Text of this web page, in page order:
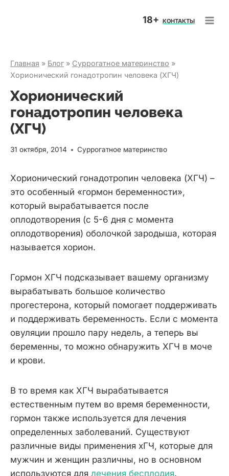
18+ КОНТАКТЫ
Главная » Блог » Суррогатное материнство »
Хорионический гонадотропин человека (ХГЧ)
Хорионический
гонадотропин человека
(ХГЧ)
31 октября, 2014 Суррогатное материнство
Хорионический гонадотропин человека (ХГЧ) –
это особенный «гормон беременности»,
который вырабатывается после
оплодотворения (c 5-6 дня с момента
оплодотворения) оболочкой зародыша, которая
называется хорион.
Гормон ХГЧ подсказывает вашему организму
вырабатывать большое количество
прогестерона, который помогает поддерживать
и поддерживать беременность. Если с момента
овуляции прошло пару недель, а теперь вы
беременны, то можно обнаружить ХГЧ в моче
и крови.
В то время как ХГЧ вырабатывается
естественным путем во время беременности,
гормон также используется для лечения
определенных заболеваний. Существуют
различные виды применения хГЧ, которые для
мужчин и женщин различны, но в основном
используются для лечения бесплодия.